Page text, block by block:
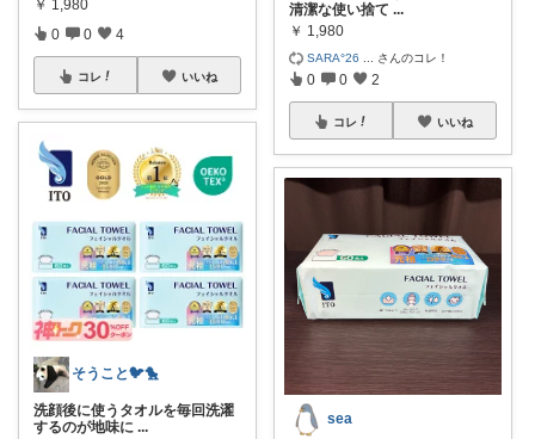
￥ 1,980
0 0 4
コレ いいね
そうこと🐦🐤
洗顔後に使うタオルを毎回洗濯
するのが地味に ...
清潔な使い捨て ...
￥ 1,980
SARA°26 さんのコレ！
0 0 2
コレ いいね
sea